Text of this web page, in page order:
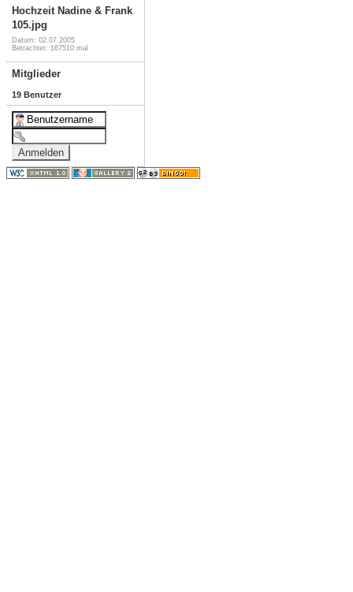
Hochzeit Nadine & Frank
105.jpg
Datum: 02.07.2005
Betrachtet: 167510 mal
Mitglieder
19 Benutzer